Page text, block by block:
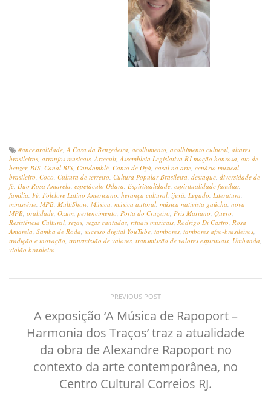
#ancestralidade,A Casa da Benzedeira, acolhimento, acolhimento cultural, altares
brasileiros, arranjos musicais,Artecult,Assembleia Legislativa RJ moção honrosa, ato de
benzer, BIS, Canal BIS, Candomblé, Canto de Oyá, casal na arte, cenário musical
brasileiro, Coco, Cultura de terreiro, Cultura Popular Brasileira, destaque, diversidade de
fé, Duo Rosa Amarela, espetáculo Odara, Espiritualidade, espiritualidade familiar,
família, Fé, Folclore Latino Americano, herança cultural, ijexá, Legado, Literatura,
minissérie, MPB, MultiShow, Música, música autoral, música nativista gaúcha, nova
MPB, oralidade, Oxum, pertencimento, Porta do Cruzeiro, Pris Mariano, Quero,
Resistência Cultural, rezas, rezas cantadas, rituais musicais, Rodrigo Di Castro, Rosa
Amarela, Samba de Roda, sucesso digital YouTube, tambores, tambores afro-brasileiros,
tradição e inovação, transmissão de valores, transmissão de valores espirituais, Umbanda,
violão brasileiro
PREVIOUS POST
A exposição ‘A Música de Rapoport –
Harmonia dos Traços’ traz a atualidade
da obra de Alexandre Rapoport no
contexto da arte contemporânea, no
Centro Cultural Correios RJ.